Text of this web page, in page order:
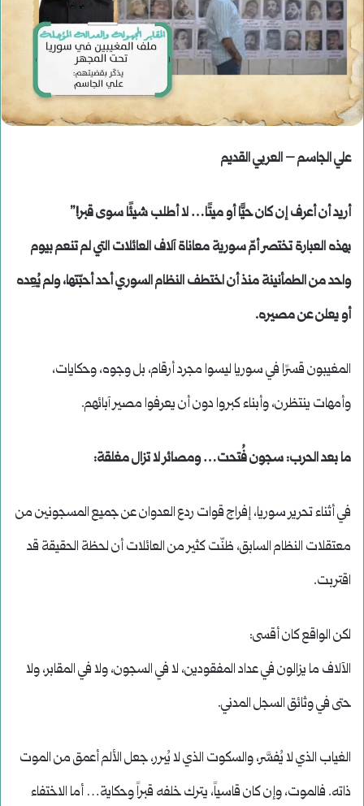
علي الجاسم – العربي القديم
أريد أن أعرف إن كان حيًّا أو ميتًا… لا أطلب شيئًا سوى قبر!”
بهذه العبارة تختصر أمّ سورية معاناة آلاف العائلات التي لم تنعم بيوم
واحد من الطمأنينة منذ أن اختطف النظام السوري أحد أحبّتها، ولم يُعِده
أو يعلن عن مصيره.
المغيبون قسرًا في سوريا ليسوا مجرد أرقام، بل وجوه، وحكايات،
وأمهات ينتظرن، وأبناء كبروا دون أن يعرفوا مصير آبائهم.
ما بعد الحرب: سجون فُتحت… ومصائر لا تزال مغلقة:
في أثناء تحرير سوريا، إفراج قوات ردع العدوان عن جميع المسجونين من
معتقلات النظام السابق، ظنّت كثير من العائلات أن لحظة الحقيقة قد
اقتربت.
لكن الواقع كان أقسى:
الآلاف ما يزالون في عداد المفقودين، لا في السجون، ولا في المقابر، ولا
حتى في وثائق السجل المدني.
الغياب الذي لا يُفسَّر، والسكوت الذي لا يُبرر، جعل الألم أعمق من الموت
ذاته. فالموت، وإن كان قاسياً، يترك خلفه قبراً وحكاية… أما الاختفاء